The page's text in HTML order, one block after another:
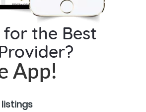
the Best
App!
listings